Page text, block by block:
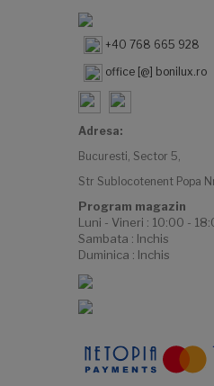
+40 768 665 928
office [@] bonilux.ro
Adresa:
Bucuresti, Sector 5,
Str Sublocotenent Popa
Program magazin
Luni - Vineri : 10:00 -
Sambata : Inchis
Duminica : Inchis